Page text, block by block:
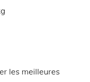
les meilleures